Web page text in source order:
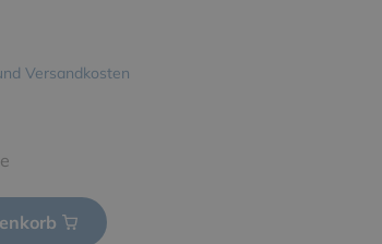
Versandkosten